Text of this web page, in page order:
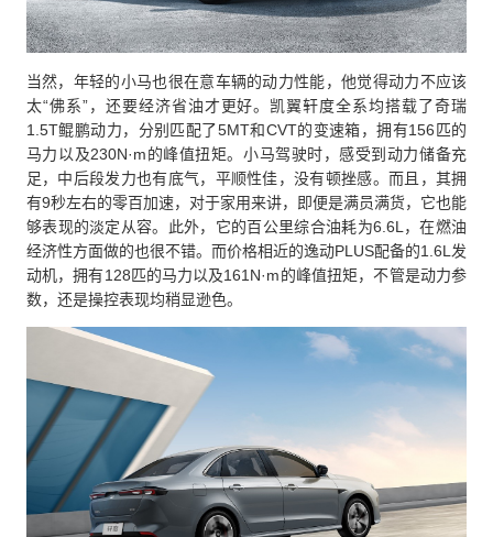
当然，年轻的小马也很在意车辆的动力性能，他觉得动力不应该
太“佛系”，还要经济省油才更好。凯翼轩度全系均搭载了奇瑞
1.5T鲲鹏动力，分别匹配了5MT和CVT的变速箱，拥有156匹的
马力以及230N·m的峰值扭矩。小马驾驶时，感受到动力储备充
足，中后段发力也有底气，平顺性佳，没有顿挫感。而且，其拥
有9秒左右的零百加速，对于家用来讲，即便是满员满货，它也能
够表现的淡定从容。此外，它的百公里综合油耗为6.6L，在燃油
经济性方面做的也很不错。而价格相近的逸动PLUS配备的1.6L发
动机，拥有128匹的马力以及161N·m的峰值扭矩，不管是动力参
数，还是操控表现均稍显逊色。